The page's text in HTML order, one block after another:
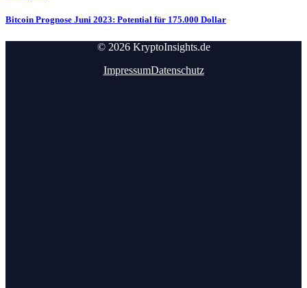
Bitcoin Prognose Juni 2023: Potential für 175.000 Dollar
© 2026 KryptoInsights.de
ImpressumDatenschutz